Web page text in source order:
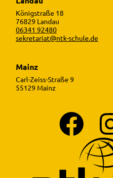
Königstraße 18
76829 Landau
06341 92480
sekretariat@ntk-schule.de
Mainz
Carl-Zeiss-Straße 9
55129 Mainz